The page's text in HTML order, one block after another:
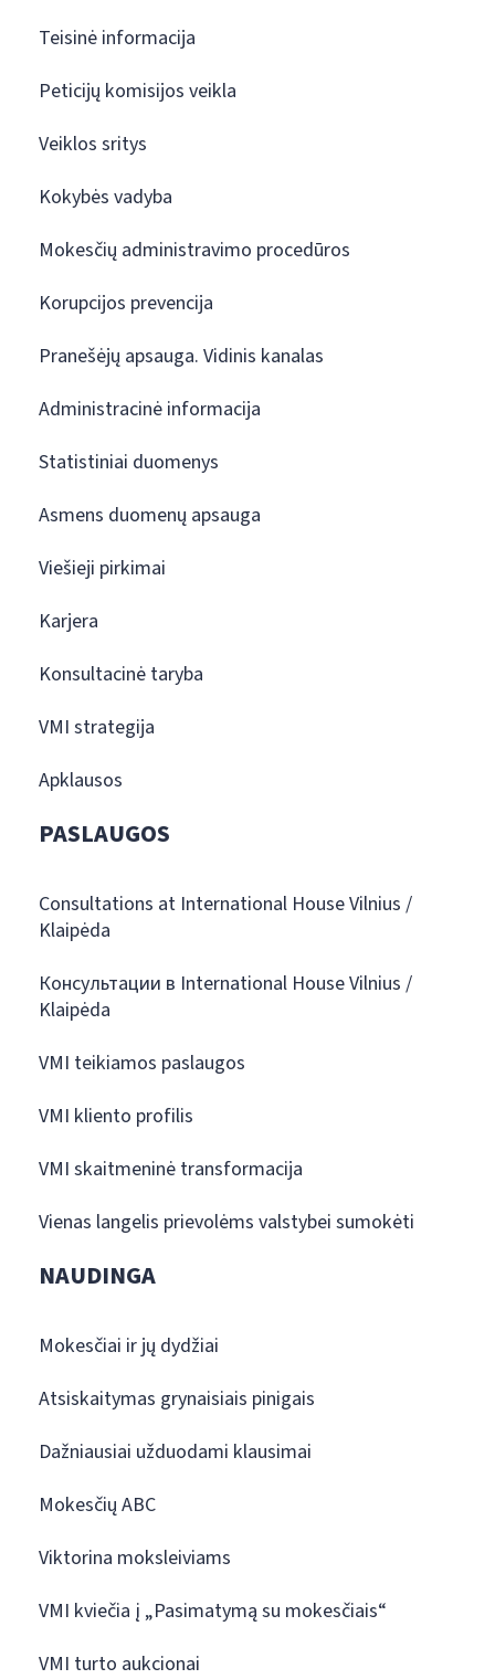
Teisinė informacija
Peticijų komisijos veikla
Veiklos sritys
Kokybės vadyba
Mokesčių administravimo procedūros
Korupcijos prevencija
Pranešėjų apsauga. Vidinis kanalas
Administracinė informacija
Statistiniai duomenys
Asmens duomenų apsauga
Viešieji pirkimai
Karjera
Konsultacinė taryba
VMI strategija
Apklausos
PASLAUGOS
Consultations at International House Vilnius /
Klaipėda
Консультации в International House Vilnius /
Klaipėda
VMI teikiamos paslaugos
VMI kliento profilis
VMI skaitmeninė transformacija
Vienas langelis prievolėms valstybei sumokėti
NAUDINGA
Mokesčiai ir jų dydžiai
Atsiskaitymas grynaisiais pinigais
Dažniausiai užduodami klausimai
Mokesčių ABC
Viktorina moksleiviams
VMI kviečia į „Pasimatymą su mokesčiais“
VMI turto aukcionai